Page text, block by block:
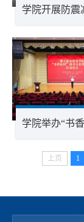
上页 1